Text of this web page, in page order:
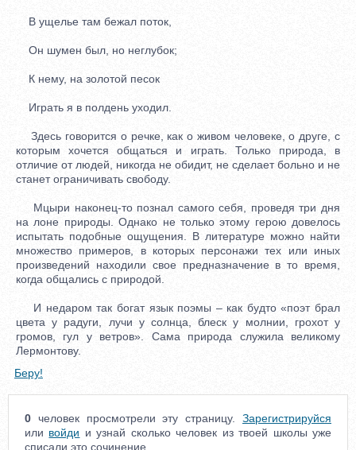
В ущелье там бежал поток,
Он шумен был, но неглубок;
К нему, на золотой песок
Играть я в полдень уходил.
Здесь говорится о речке, как о живом человеке, о друге, с
которым хочется общаться и играть. Только природа, в
отличие от людей, никогда не обидит, не сделает больно и не
станет ограничивать свободу.
Мцыри наконец-то познал самого себя, проведя три дня
на лоне природы. Однако не только этому герою довелось
испытать подобные ощущения. В литературе можно найти
множество примеров, в которых персонажи тех или иных
произведений находили свое предназначение в то время,
когда общались с природой.
И недаром так богат язык поэмы – как будто «поэт брал
цвета у радуги, лучи у солнца, блеск у молнии, грохот у
громов, гул у ветров». Сама природа служила великому
Лермонтову.
Беру!
0 человек просмотрели эту страницу. Зарегистрируйся
или войди и узнай сколько человек из твоей школы уже
списали это сочинение.